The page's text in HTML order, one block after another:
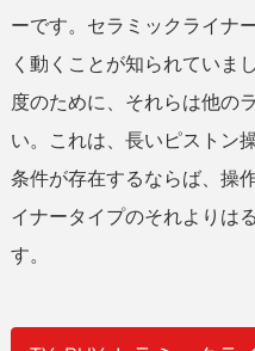
ーです。セラミックライナ
く動くことが知られていま
度のために、それらは他の
い。これは、長いピストン
条件が存在するならば、操
イナータイプのそれよりは
す。